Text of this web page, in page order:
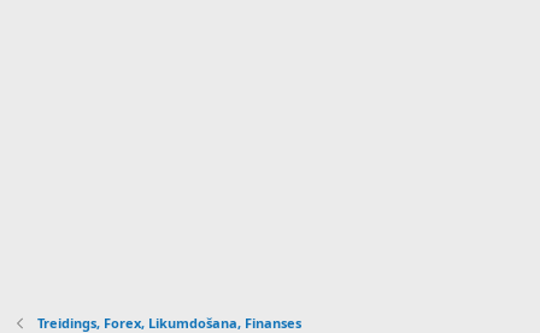
Treidings, Forex, Likumdošana, Finanses